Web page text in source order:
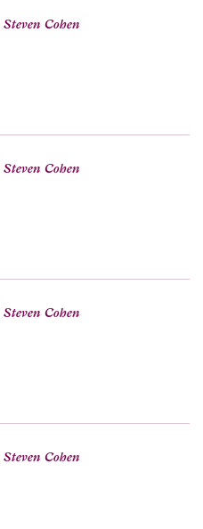
Steven Cohen
Steven Cohen
Steven Cohen
Steven Cohen